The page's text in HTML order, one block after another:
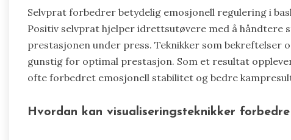
Selvprat forbedrer betydelig emosjonell regulering i
Positiv selvprat hjelper idrettsutøvere med å
prestasjonen under press. Teknikker som bekreftelser
gunstig for optimal prestasjon. Som et resultat
ofte forbedret emosjonell stabilitet og bedre
Hvordan kan visualiseringsteknikker